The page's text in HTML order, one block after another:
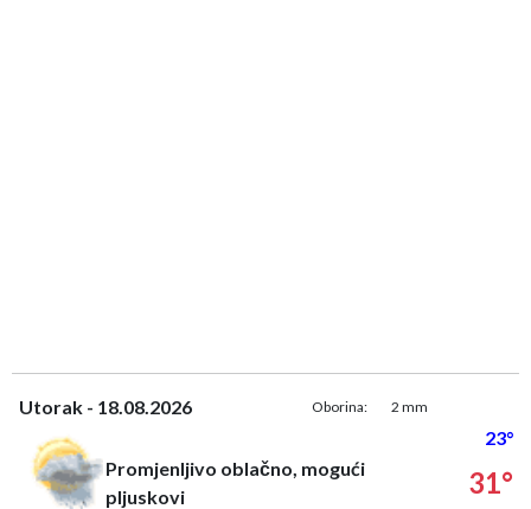
Utorak - 18.08.2026 Oborina: 2 mm
23°
Promjenljivo oblačno, mogući
pljuskovi
31°